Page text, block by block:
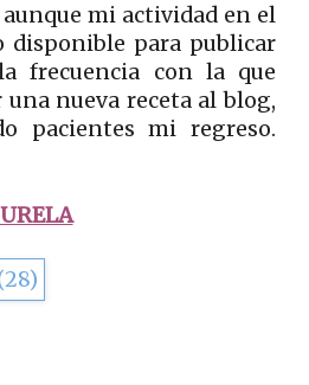
mi actividad en el
disponible para publicar
frecuencia con la que
nueva receta al blog,
pacientes mi regreso.